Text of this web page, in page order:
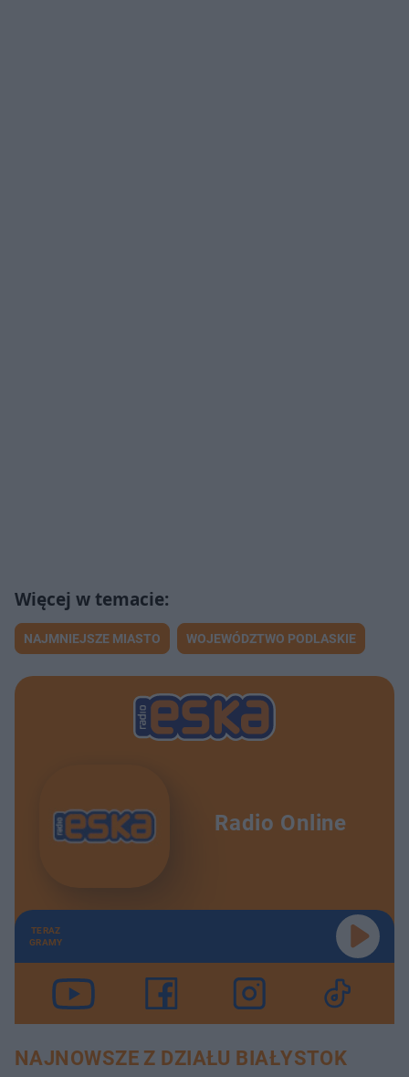
NAJMNIEJSZE MIASTO WOJEWÓDZTWO PODLASKIE
Radio Online
TERAZ
GRAMY
NAJNOWSZE Z DZIAŁU BIAŁYSTOK